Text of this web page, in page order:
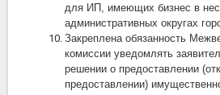
для ИП, имеющих бизнес в
административных округах
Закреплена обязанность
комиссии уведомлять
решении о предоставлении
предоставлении)